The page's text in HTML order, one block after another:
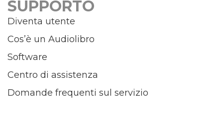
SUPPORTO
Diventa utente
Cos’è un Audiolibro
Software
Centro di assistenza
Domande frequenti sul servizio